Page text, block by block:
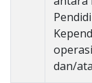
dan/